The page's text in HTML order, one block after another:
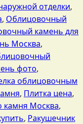
отделки,
, Облицовочный
камень для
Москва,
фото,
облицовочным
, Плитка цена,
камня Москва,
, Ракушечник